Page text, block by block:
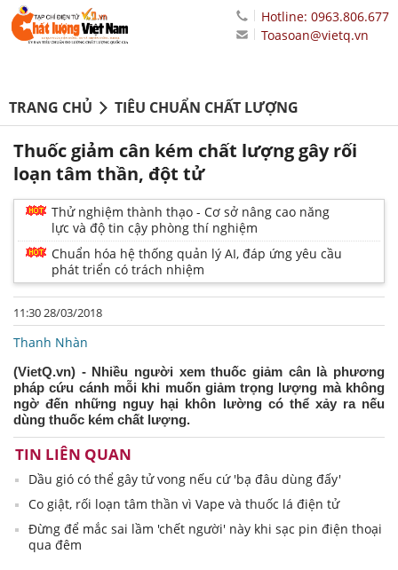
Hotline: 0963.806.677
Toasoan@vietq.vn
TRANG CHỦ TIÊU CHUẨN CHẤT LƯỢNG
Thuốc giảm cân kém chất lượng gây rối
loạn tâm thần, đột tử
Thử nghiệm thành thạo - Cơ sở nâng cao năng
lực và độ tin cậy phòng thí nghiệm
Chuẩn hóa hệ thống quản lý AI, đáp ứng yêu cầu
phát triển có trách nhiệm
11:30 28/03/2018
Thanh Nhàn
(VietQ.vn) - Nhiều người xem thuốc giảm cân là phương
pháp cứu cánh mỗi khi muốn giảm trọng lượng mà không
ngờ đến những nguy hại khôn lường có thể xảy ra nếu
dùng thuốc kém chất lượng.
TIN LIÊN QUAN
Dầu gió có thể gây tử vong nếu cứ 'bạ đâu dùng đấy'
Co giật, rối loạn tâm thần vì Vape và thuốc lá điện tử
Đừng để mắc sai lầm 'chết người' này khi sạc pin điện thoại
qua đêm